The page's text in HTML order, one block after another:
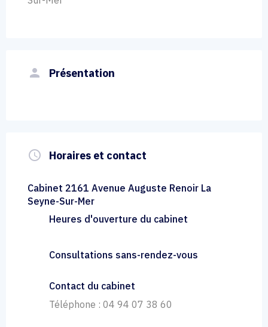
person Présentation
query_builder Horaires et contact
Cabinet 2161 Avenue Auguste Renoir La
Seyne-Sur-Mer
Heures d'ouverture du cabinet
Consultations sans-rendez-vous
Contact du cabinet
Téléphone : 04 94 07 38 60